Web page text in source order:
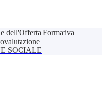
dell'Offerta Formativa
SOCIALE